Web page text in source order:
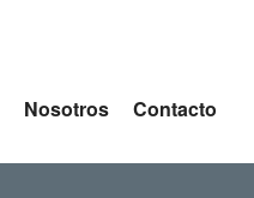
Nosotros Contacto